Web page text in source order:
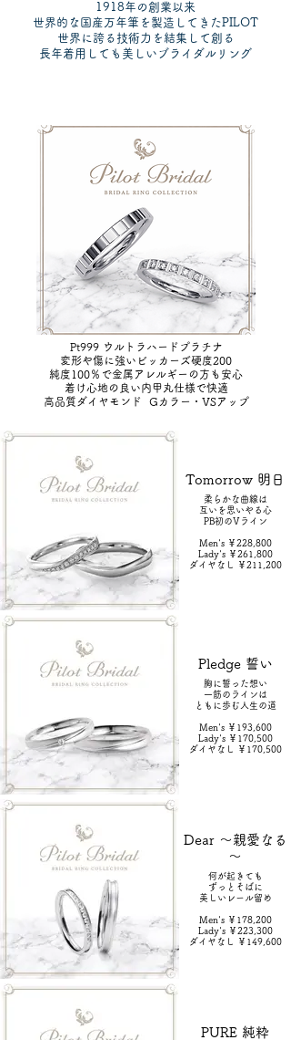
1918年の創業以来
世界的な国産万年筆を製造してきたPILOT
世界に誇る技術力を結集して創る
長年着用しても美しいブライダルリング
Pt999 ウルトラハードプラチナ
変形や傷に強いビッカーズ硬度200
純度100％で金属アレルギーの方も安心
着け心地の良い内甲丸仕様で快適​​
高品質ダイヤモンド Gカラー・VSアップ​​
Tomorrow 明日
柔らかな曲線は
互いを思いやる心
PB初のVライン
Men's ￥228,800
Lady's ￥261,800
ダイヤなし ￥211,200
Pledge 誓い
胸に誓った想い
一筋のラインは
ともに歩む人生の道
Men's ￥193,600
Lady's ￥170,500
ダイヤなし ￥170,500
Dear ～親愛なる
～
何が起きても
ずっとそばに
美しいレール留め
Men's ￥178,200
Lady's ￥223,300
ダイヤなし ￥149,600
PURE 純粋